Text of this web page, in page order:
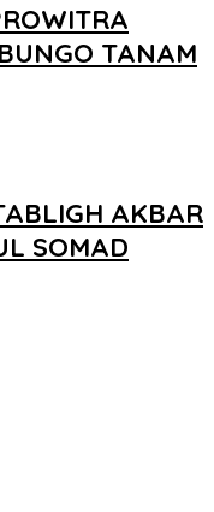
TANAM
AKBAR
SOMAD